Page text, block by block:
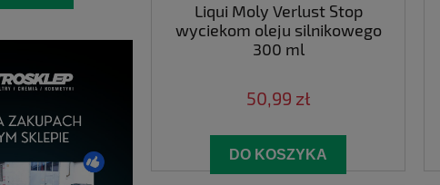
Liqui Moly Verlust Stop
wyciekom oleju silnikowego
300 ml
50,99 zł
DO KOSZYKA